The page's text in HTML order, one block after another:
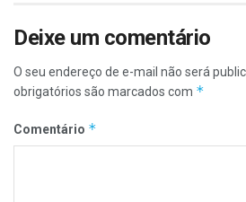
Deixe um comentário
O seu endereço de e-mail não será
obrigatórios são marcados com *
Comentário *